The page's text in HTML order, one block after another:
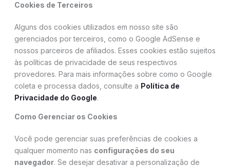
Cookies de Terceiros
Alguns dos cookies utilizados em nosso site são
gerenciados por terceiros, como o Google AdSense e
nossos parceiros de afiliados. Esses cookies estão sujeitos
às políticas de privacidade de seus respectivos
provedores. Para mais informações sobre como o Google
coleta e processa dados, consulte a Política de
Privacidade do Google.
Como Gerenciar os Cookies
Você pode gerenciar suas preferências de cookies a
qualquer momento nas configurações do seu
navegador. Se desejar desativar a personalização de